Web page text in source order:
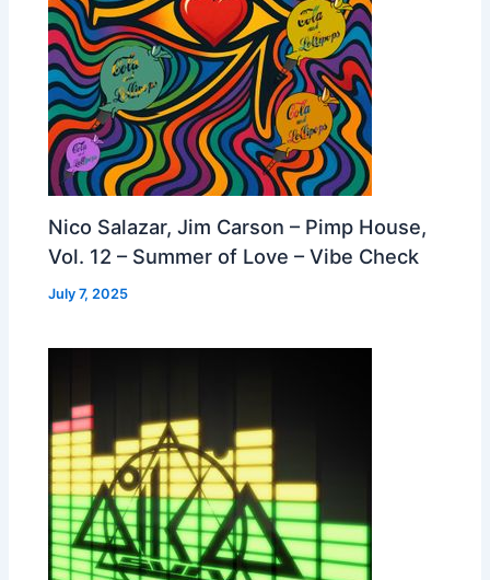
Nico Salazar, Jim Carson – Pimp House,
Vol. 12 – Summer of Love – Vibe Check
July 7, 2025